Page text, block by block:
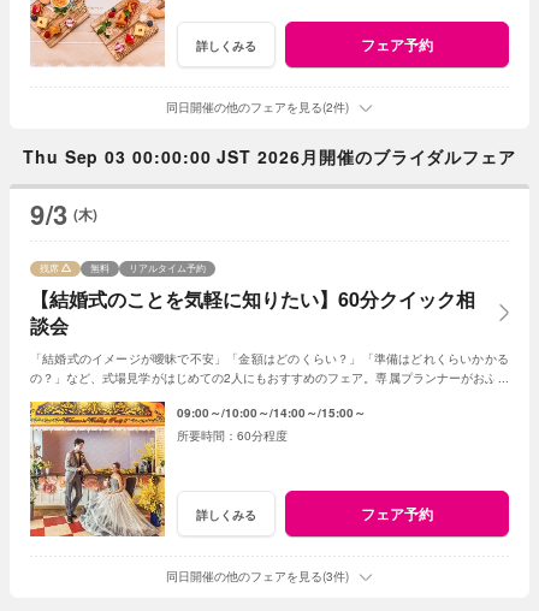
詳しくみる フェア予約
同日開催の他のフェアを見る(2件)
Thu Sep 03 00:00:00 JST 2026月開催のブライダルフェア
9/3 (木)
【結婚式のことを気軽に知りたい】60分クイック相
談会
残席 無料 リアルタイム予約
「結婚式のイメージが曖昧で不安」「金額はどのくらい？」「準備はどれくらいかかる
の？」など、式場見学がはじめての2人にもおすすめのフェア。専属プランナーがおふた
09:00～ 10:00～ 14:00～ 15:00～
60分程度
詳しくみる フェア予約
同日開催の他のフェアを見る(3件)